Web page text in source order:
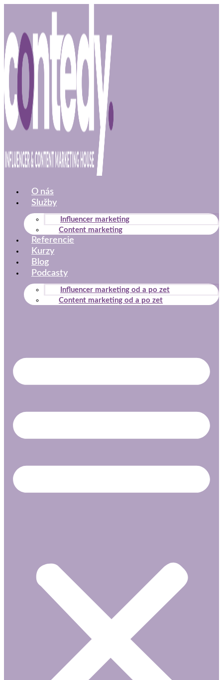
O nás
Služby
Influencer marketing
Content marketing
Referencie
Kurzy
Blog
Podcasty
Influencer marketing od a po zet
Content marketing od a po zet